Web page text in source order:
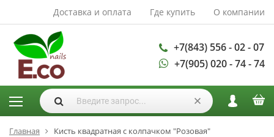
Доставка и оплата Где купить О компании
+7(843) 556 - 02 - 07
+7(905) 020 - 74 - 74
АКСЕССУАРЫ И
РАСХОДНЫЕ
МАТЕРИАЛЫ
Аксессуары
Запасные
лампы
Кисти
Одноразовая
Главная Кисть квадратная с колпачком "Розовая"